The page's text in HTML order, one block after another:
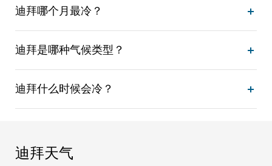
迪拜哪个月最冷？
迪拜是哪种气候类型？
迪拜什么时候会冷？
迪拜天气